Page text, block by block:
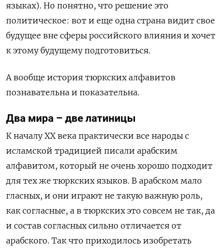
языках). Но понятно, что решение это
политическое: вот и еще одна страна видит свое
будущее вне сферы российского влияния и хочет
к этому будущему подготовиться.
А вообще история тюркских алфавитов
познавательна и показательна.
Два мира – две латиницы
К началу XX века практически все народы с
исламской традицией писали арабским
алфавитом, который не очень хорошо подходит
для тех же тюркских языков. В арабском мало
гласных, и они играют не такую важную роль,
как согласные, а в тюркских это совсем не так, да
и состав согласных сильно отличается от
арабского. Так что приходилось изобретать